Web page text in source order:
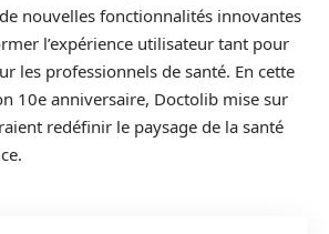
nouvelles fonctionnalités innovantes
l’expérience utilisateur tant pour
les professionnels de santé. En cette
10e anniversaire, Doctolib mise sur
redéfinir le paysage de la santé